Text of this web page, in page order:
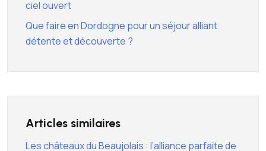
ciel ouvert
Que faire en Dordogne pour un séjour alliant
détente et découverte ?
Articles similaires
Les châteaux du Beaujolais : l’alliance parfaite de